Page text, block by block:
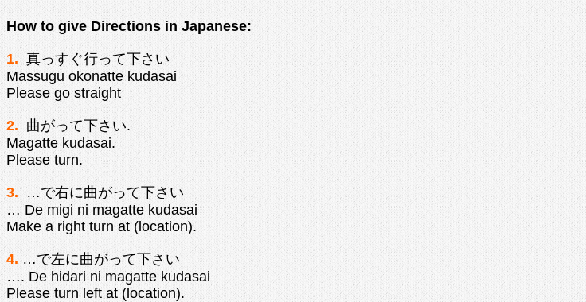
How to give Directions in Japanese:
1. 真っすぐ行って下さい
Massugu okonatte kudasai
Please go straight
2. 曲がって下さい.
Magatte kudasai.
Please turn.
3.…で右に曲がって下さい
… De migi ni magatte kudasai
Make a right turn at (location).
4.…で左に曲がって下さい
…. De hidari ni magatte kudasai
Please turn left at (location).